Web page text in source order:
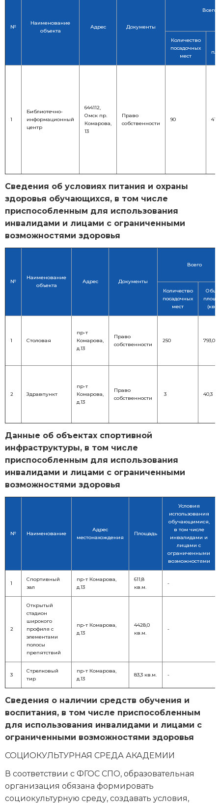
№
Наименование
объекта
Адрес Документы
Всего
Количество
посадочных
мест
1
Библиотечно-
информационный
центр
644112,
Омск пр.
Комарова,
13
Право
собственности
90
Сведения об условиях питания и охраны
здоровья обучающихся, в том числе
приспособленным для использования
инвалидами и лицами с ограниченными
возможностями здоровья
№
Наименование
объекта
Адрес Документы
Всего
Количество
посадочных
мест
1 Столовая
пр-т
Комарова,
д.13
Право
собственности
250 793,0
2 Здравпункт
пр-т
Комарова,
д.13
Право
собственности
3 40,3
Данные об объектах спортивной
инфраструктуры, в том числе
приспособленным для использования
инвалидами и лицами с ограниченными
возможностями здоровья
№ Наименование
Адрес
местонахождения
Площадь
Условия
использования
обучающимися,
в том числе
инвалидами и
лицами с
ограниченными
возможностями
1
Спортивный
зал
пр-т Комарова,
д.13
611,8
кв.м.
-
2
Открытый
стадион
широкого
профиля с
элементами
полосы
препятствий
пр-т Комарова,
д.13
4428,0
кв.м.
-
3
Стрелковый
тир
пр-т Комарова,
д.13
83,3 кв.м. -
Сведения о наличии средств обучения и
воспитания, в том числе приспособленным
для использования инвалидами и лицами с
ограниченными возможностями здоровья
СОЦИОКУЛЬТУРНАЯ СРЕДА АКАДЕМИИ
В соответствии с ФГОС СПО, образовательная
организация обязана формировать
социокультурную среду, создавать условия,